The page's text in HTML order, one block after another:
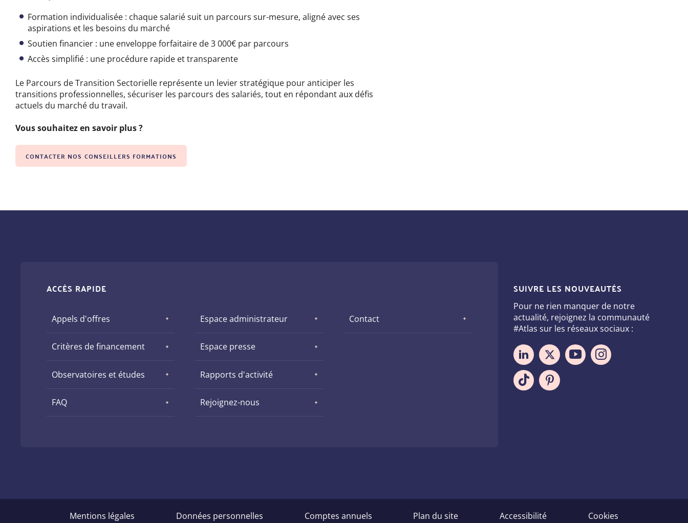
Formation individualisée : chaque salarié suit un parcours sur-mesure, aligné avec ses
aspirations et les besoins du marché
Soutien financier : une enveloppe forfaitaire de 3 000€ par parcours
Accès simplifié : une procédure rapide et transparente
Le Parcours de Transition Sectorielle représente un levier stratégique pour anticiper les
transitions professionnelles, sécuriser les parcours des salariés, tout en répondant aux défis
actuels du marché du travail.
Vous souhaitez en savoir plus ?
CONTACTER NOS CONSEILLERS FORMATIONS
ACCÈS RAPIDE
Appels d'offres
Critères de financement
Observatoires et études
FAQ
Espace administrateur
Espace presse
Rapports d'activité
Rejoignez-nous
Contact
SUIVRE LES NOUVEAUTÉS
Pour ne rien manquer de notre
actualité, rejoignez la communauté
#Atlas sur les réseaux sociaux :
Mentions légales Données personnelles Comptes annuels Plan du site Accessibilité Cookies